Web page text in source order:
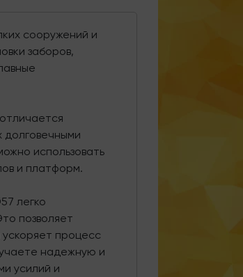
сооружений и
заборов,
долговечными
использовать
и платформ.
легко
позволяет
процесс
надежную и
усилий и